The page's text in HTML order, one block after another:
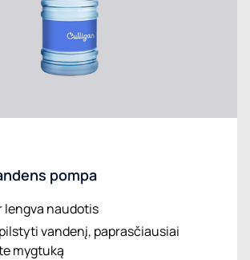
pompa
lengva naudotis
vandenį, paprasčiausiai
mygtuką